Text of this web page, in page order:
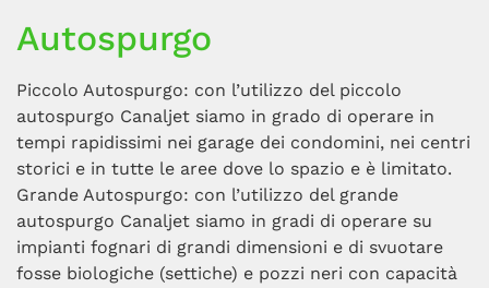
Autospurgo
Piccolo Autospurgo: con l’utilizzo del piccolo
autospurgo Canaljet siamo in grado di operare in
tempi rapidissimi nei garage dei condomini, nei centri
storici e in tutte le aree dove lo spazio e è limitato.
Grande Autospurgo: con l’utilizzo del grande
autospurgo Canaljet siamo in gradi di operare su
impianti fognari di grandi dimensioni e di svuotare
fosse biologiche (settiche) e pozzi neri con capacità